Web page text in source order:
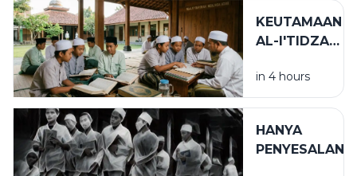
KEUTAMAAN
AL-I'TIDZAR
AFWU
DALAM
SPIRITUAL
in 4 hours
HANYA
PENYESALAN